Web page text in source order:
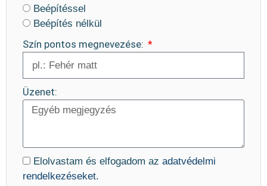
Beépítéssel
Beépítés nélkül
Szín pontos megnevezése:
Üzenet:
Elolvastam és elfogadom az adatvédelmi
rendelkezéseket.